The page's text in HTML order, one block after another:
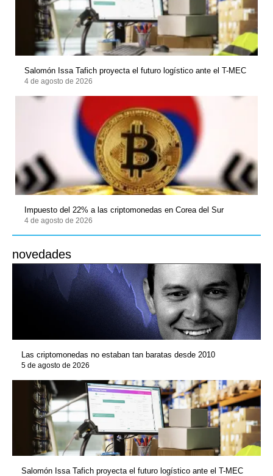
Salomón Issa Tafich proyecta el futuro logístico ante el T-MEC
4 de agosto de 2026
Impuesto del 22% a las criptomonedas en Corea del Sur
4 de agosto de 2026
novedades
Las criptomonedas no estaban tan baratas desde 2010
5 de agosto de 2026
Salomón Issa Tafich proyecta el futuro logístico ante el T-MEC